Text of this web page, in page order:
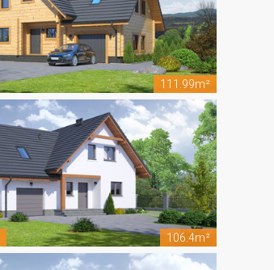
111.99m²
106.4m²